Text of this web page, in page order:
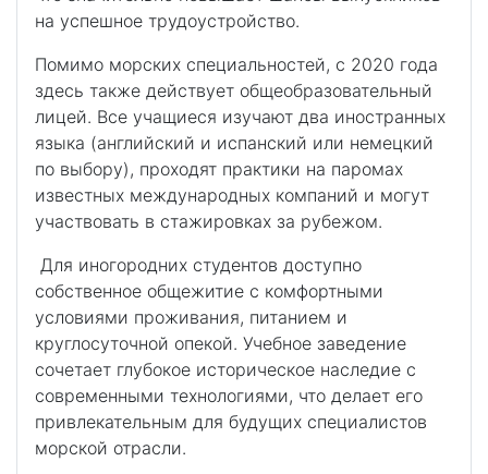
на успешное трудоустройство.
Помимо морских специальностей, с 2020 года
здесь также действует общеобразовательный
лицей. Все учащиеся изучают два иностранных
языка (английский и испанский или немецкий
по выбору), проходят практики на паромах
известных международных компаний и могут
участвовать в стажировках за рубежом.
Для иногородних студентов доступно
собственное общежитие с комфортными
условиями проживания, питанием и
круглосуточной опекой. Учебное заведение
сочетает глубокое историческое наследие с
современными технологиями, что делает его
привлекательным для будущих специалистов
морской отрасли.